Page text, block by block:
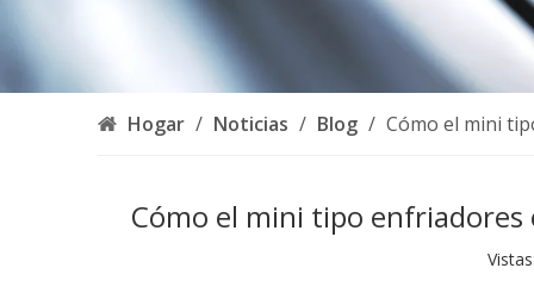
Hogar / Noticias / Blog / Cómo el mini
Cómo el mini tipo enfriadores
Vistas: